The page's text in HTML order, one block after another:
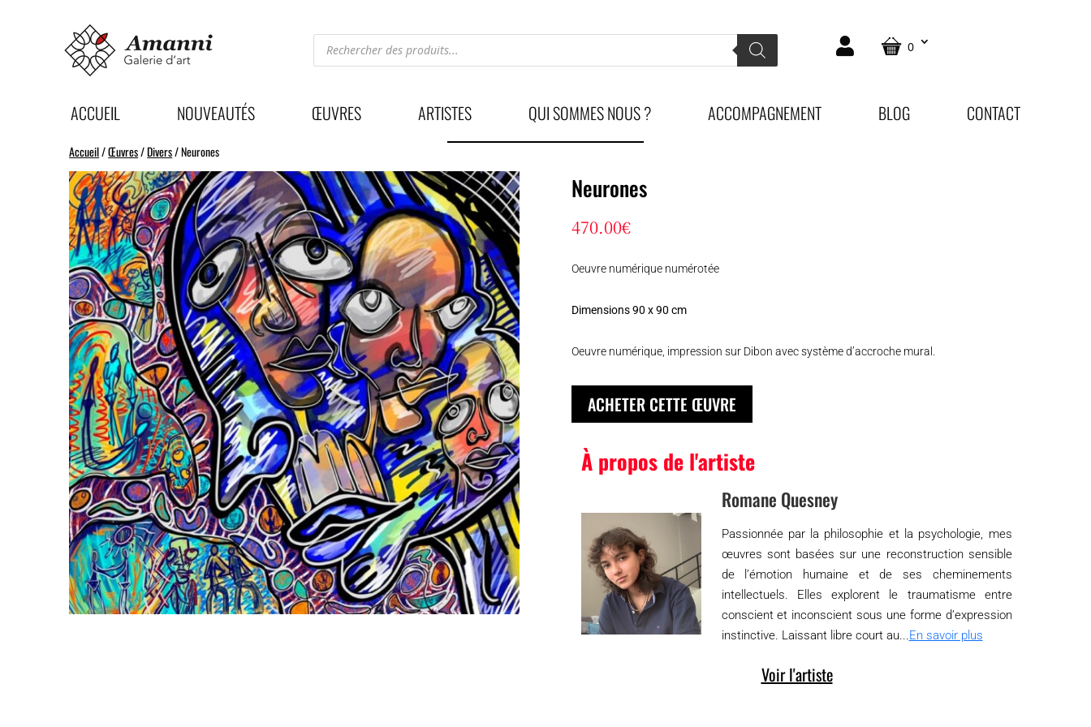
Recherche
de
produits
0
ACCUEIL NOUVEAUTÉS ŒUVRES ARTISTES QUI SOMMES NOUS ? ACCOMPAGNEMENT BLOG CONTACT
Accueil/Œuvres/Divers/ Neurones
Neurones
470.00€
Oeuvre numérique numérotée
Dimensions 90 x 90 cm
Oeuvre numérique, impression sur Dibon avec système d’accroche mural.
ACHETER CETTE ŒUVRE
À propos de l'artiste
Romane Quesney
Passionnée par la philosophie et la psychologie, mes
œuvres sont basées sur une reconstruction sensible
de l’émotion humaine et de ses cheminements
intellectuels. Elles explorent le traumatisme entre
conscient et inconscient sous une forme d’expression
instinctive. Laissant libre court au...En savoir plus
Voir l'artiste